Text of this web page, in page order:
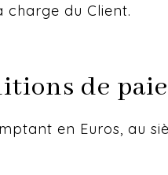
du Client.
de
en Euros, au